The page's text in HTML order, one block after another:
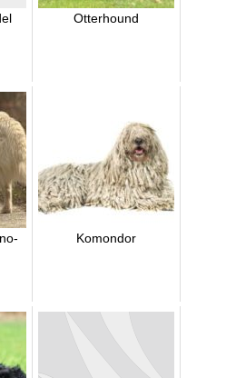
Otterhound
Komondor